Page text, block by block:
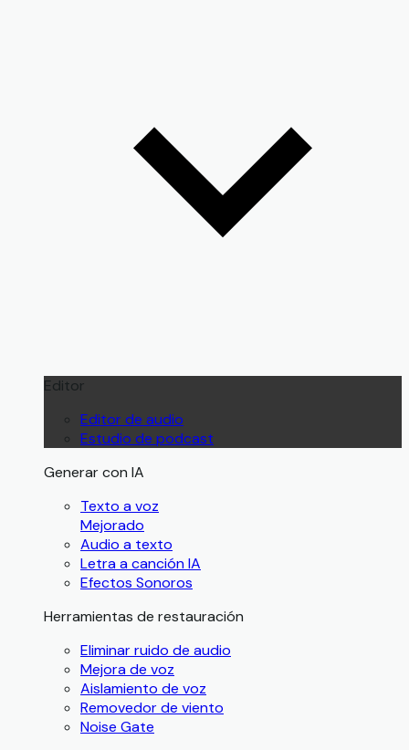
Editor
Editor de audio
Estudio de podcast
Generar con IA
Texto a voz
Mejorado
Audio a texto
Letra a canción IA
Efectos Sonoros
Herramientas de restauración
Eliminar ruido de audio
Mejora de voz
Aislamiento de voz
Removedor de viento
Noise Gate